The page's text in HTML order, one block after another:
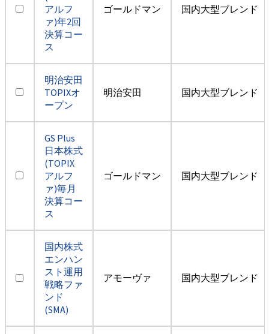
アルフ
ァ)年2回
決算コー
ス
ゴールドマン 国内大型ブレンド
明治安田
TOPIXオ
ープン
明治安田 国内大型ブレンド
GS Plus
日本株式
(TOPIX
アルフ
ァ)毎月
決算コー
ス
ゴールドマン 国内大型ブレンド
国内株式
エンハン
スト運用
戦略ファ
ンド
(SMA)
アモーヴァ 国内大型ブレンド